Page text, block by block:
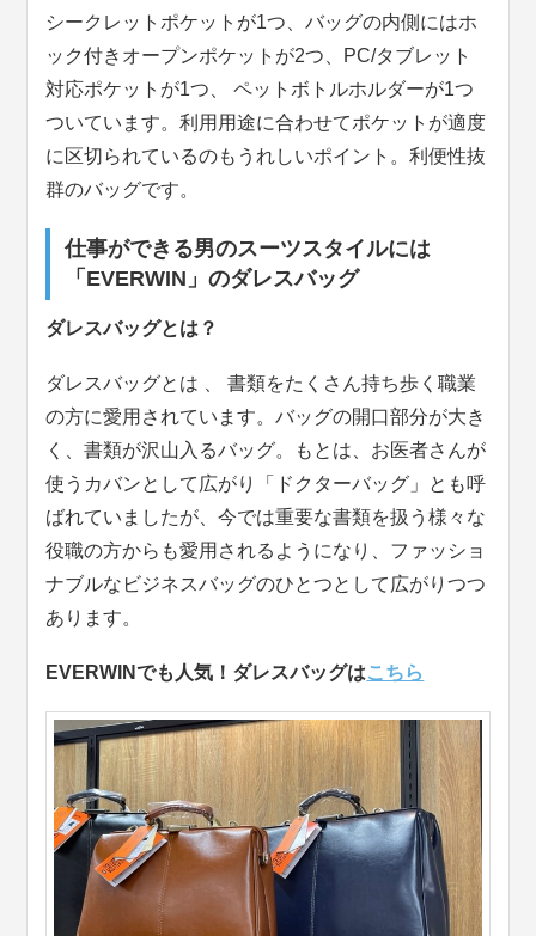
シークレットポケットが1つ、バッグの内側にはホ
ック付きオープンポケットが2つ、PC/タブレット
対応ポケットが1つ、 ペットボトルホルダーが1つ
ついています。利用用途に合わせてポケットが適度
に区切られているのもうれしいポイント。利便性抜
群のバッグです。
仕事ができる男のスーツスタイルには
「EVERWIN」のダレスバッグ
ダレスバッグとは？
ダレスバッグとは 、 書類をたくさん持ち歩く職業
の方に愛用されています。バッグの開口部分が大き
く、書類が沢山入るバッグ。もとは、お医者さんが
使うカバンとして広がり「ドクターバッグ」とも呼
ばれていましたが、今では重要な書類を扱う様々な
役職の方からも愛用されるようになり、ファッショ
ナブルなビジネスバッグのひとつとして広がりつつ
あります。
EVERWINでも人気！ダレスバッグはこちら